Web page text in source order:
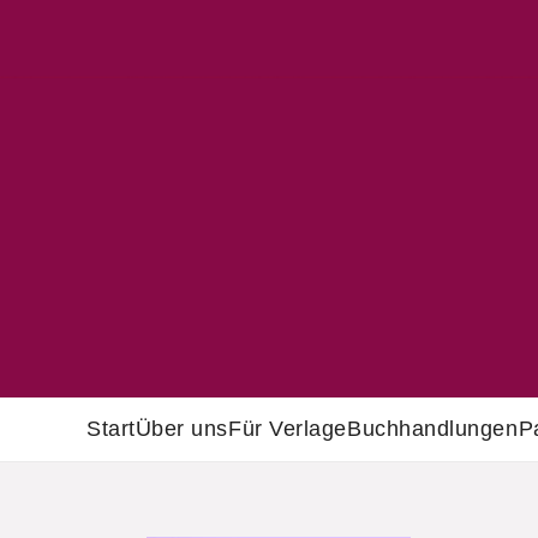
StartÜber unsFür VerlageBuchhandlungen